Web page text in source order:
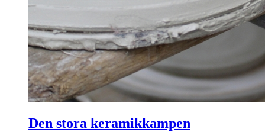
Den stora keramikkampen